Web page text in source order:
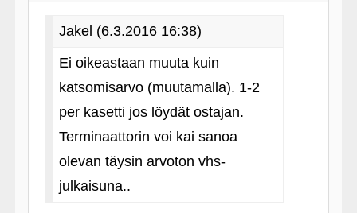
Jakel (6.3.2016 16:38)
Ei oikeastaan muuta kuin
katsomisarvo (muutamalla). 1-2
per kasetti jos löydät ostajan.
Terminaattorin voi kai sanoa
olevan täysin arvoton vhs-
julkaisuna..